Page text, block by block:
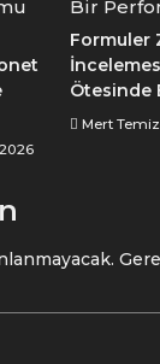
Formuler
Ötesinde
Mert